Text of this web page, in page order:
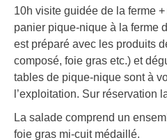
10h visite guidée de la ferme
panier pique-nique à la ferme
est préparé avec les produits
composé, foie gras etc.) et
tables de pique-nique sont à
l’exploitation. Sur réservation
La salade comprend un
foie gras mi-cuit médaillé.